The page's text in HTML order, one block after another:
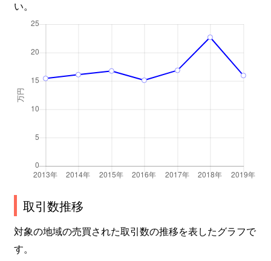
い。
取引数推移
対象の地域の売買された取引数の推移を表したグラフで
す。